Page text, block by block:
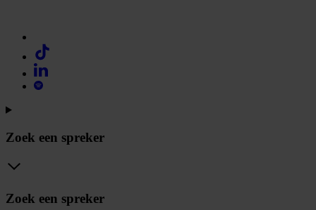
Zoek een spreker
Zoek een spreker